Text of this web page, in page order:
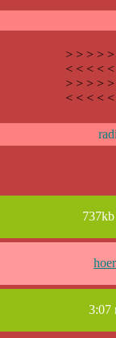
> > > >
< < < <
> > > >
< < < <
3:07